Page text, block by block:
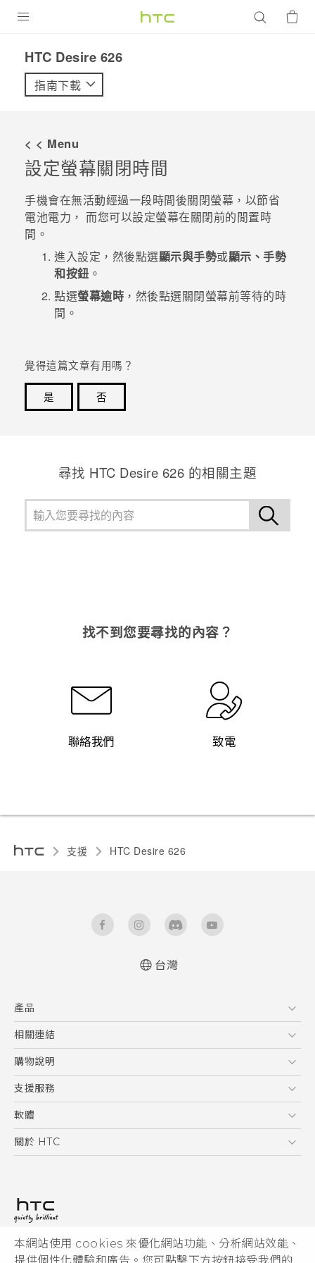
本網站使用 cookies 來優化網站功能、分析網站效能、
VIVE
配件
優惠專區
焦點訊息
校園專案
企業採購
銷售門市
銷售通路
VIVELAND
HTC Desire 626‎
指南下載
< < Menu
設定螢幕關閉時間
手機會在無活動經過一段時間後關閉螢幕，以節省
電池電力， 而您可以設定螢幕在關閉前的閒置時
間。
進入設定，然後點選顯示與手勢或顯示、手勢
和按鈕 。
點選螢幕逾時 ，然後點選關閉螢幕前等待的時
間。
覺得這篇文章有用嗎？
是
否
尋找 HTC Desire 626 的相關主題
找不到您要尋找的內容？
聯絡我們 致電
支援 HTC Desire 626‎
台灣
產品
5G
智慧型手機
配件
相關連結
HTC Research
購物說明
購物須知
訂單管理
付款方式
支援服務
到府收送維修服務
服務中心資訊
客戶服務佈告欄
軟體
應用程式
HTC Sync Manager
關於 HTC
投資人
隱私權政策
© 2011-2026 HTC Corporation